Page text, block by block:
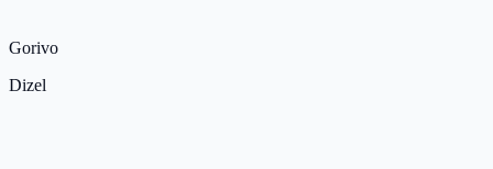
Gorivo
Dizel